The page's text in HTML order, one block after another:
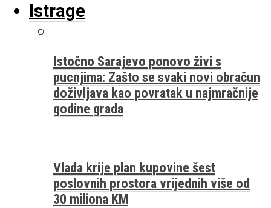
Istrage
Istočno Sarajevo ponovo živi s
pucnjima: Zašto se svaki novi obračun
doživljava kao povratak u najmračnije
godine grada
Vlada krije plan kupovine šest
poslovnih prostora vrijednih više od
30 miliona KM